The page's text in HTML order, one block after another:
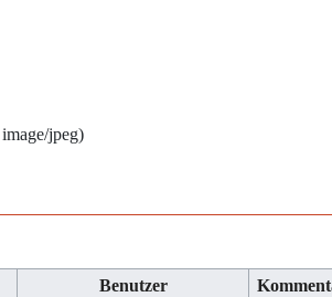
image/jpeg)
Benutzer